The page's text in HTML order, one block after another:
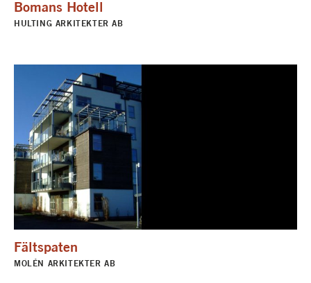
Bomans Hotell
HULTING ARKITEKTER AB
Fältspaten
MOLÉN ARKITEKTER AB